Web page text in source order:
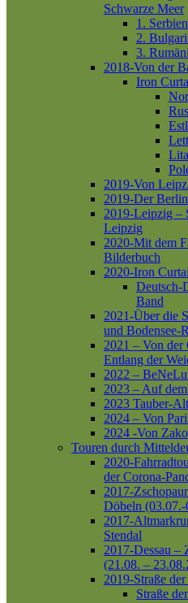
Schwarze Meer
1. Serbien
2.
3.
2018-Von der
Iron
2019-Von
2019-Der
2019-Leipzig –
Leipzig
2020-Mit dem
Bilderbuch
2020-Iron
Deutsch-
Band
2021-Über die
und Bodensee-
2021 – Von
Entlang der
2022 –
2023 – Auf
2023 Tauber-
2024 – Von
2024 -Von
Touren durch
2020-
der Corona-
2017-
Döbeln
2017-
Stendal
2017-Dessau –
(21.08. –
2019-Straße
Straße